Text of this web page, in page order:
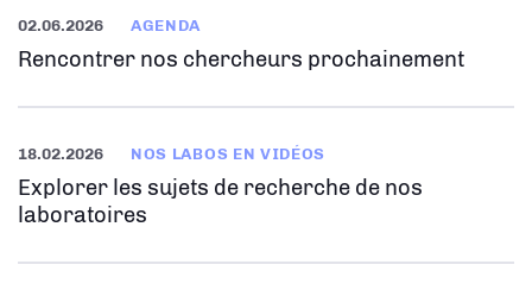
02.06.2026 AGENDA
Rencontrer nos chercheurs prochainement
18.02.2026 NOS LABOS EN VIDÉOS
Explorer les sujets de recherche de nos
laboratoires